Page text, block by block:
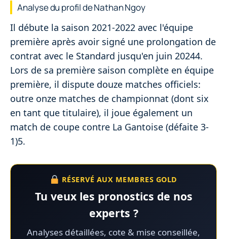
Analyse du profil de Nathan Ngoy
Il débute la saison 2021-2022 avec l'équipe
première après avoir signé une prolongation de
contrat avec le Standard jusqu'en juin 20244.
Lors de sa première saison complète en équipe
première, il dispute douze matches officiels:
outre onze matches de championnat (dont six
en tant que titulaire), il joue également un
match de coupe contre La Gantoise (défaite 3-
1)5.
RÉSERVÉ AUX MEMBRES GOLD
Tu veux les pronostics de nos
experts ?
Analyses détaillées, cote & mise conseillée,